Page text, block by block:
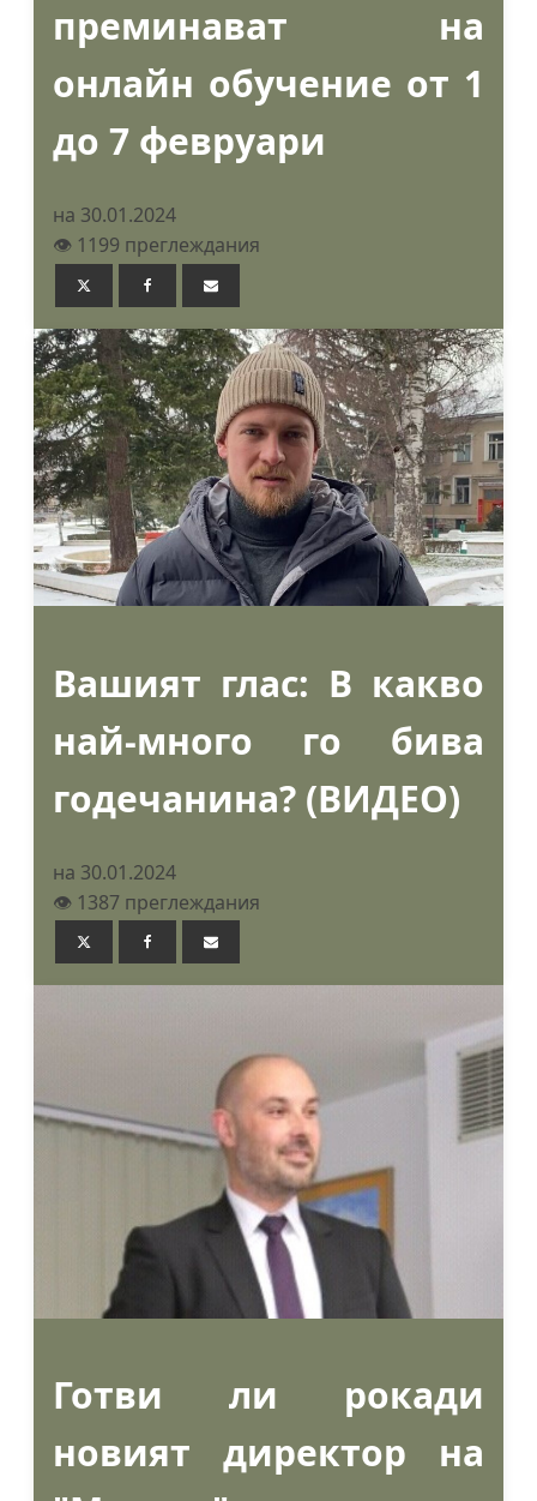
преминават на
онлайн обучение от 1
до 7 февруари
на 30.01.2024
👁️ 1199 преглеждания
Вашият глас: В какво
най-много го бива
годечанина? (ВИДЕО)
на 30.01.2024
👁️ 1387 преглеждания
Готви ли рокади
новият директор на